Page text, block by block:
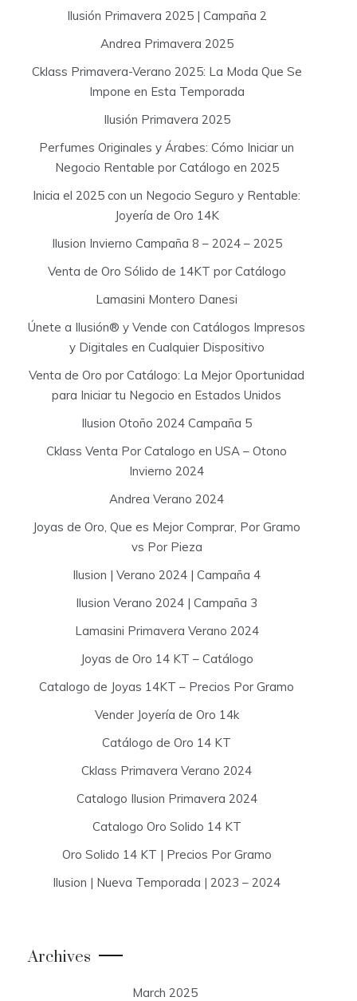
r
:
Ilusión Primavera 2025 | Campaña 2
Andrea Primavera 2025
Cklass Primavera-Verano 2025: La Moda Que Se
Impone en Esta Temporada
Ilusión Primavera 2025
Perfumes Originales y Árabes: Cómo Iniciar un
Negocio Rentable por Catálogo en 2025
Inicia el 2025 con un Negocio Seguro y Rentable:
Joyería de Oro 14K
Ilusion Invierno Campaña 8 – 2024 – 2025
Venta de Oro Sólido de 14KT por Catálogo
Lamasini Montero Danesi
Únete a Ilusión® y Vende con Catálogos Impresos
y Digitales en Cualquier Dispositivo
Venta de Oro por Catálogo: La Mejor Oportunidad
para Iniciar tu Negocio en Estados Unidos
Ilusion Otoño 2024 Campaña 5
Cklass Venta Por Catalogo en USA – Otono
Invierno 2024
Andrea Verano 2024
Joyas de Oro, Que es Mejor Comprar, Por Gramo
vs Por Pieza
Ilusion | Verano 2024 | Campaña 4
Ilusion Verano 2024 | Campaña 3
Lamasini Primavera Verano 2024
Joyas de Oro 14 KT – Catálogo
Catalogo de Joyas 14KT – Precios Por Gramo
Vender Joyería de Oro 14k
Catálogo de Oro 14 KT
Cklass Primavera Verano 2024
Catalogo Ilusion Primavera 2024
Catalogo Oro Solido 14 KT
Oro Solido 14 KT | Precios Por Gramo
Ilusion | Nueva Temporada | 2023 – 2024
Archives
March 2025